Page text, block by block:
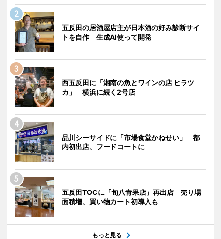
五反田の居酒屋店主が日本酒の好み診断サイ
トを自作 生成AI使って開発
西五反田に「湘南の魚とワインの店 ヒラツ
カ」 横浜に続く2号店
品川シーサイドに「市場食堂かねせい」 都
内初出店、フードコートに
五反田TOCに「旬八青果店」再出店 売り場
面積増、買い物カート初導入も
もっと見る